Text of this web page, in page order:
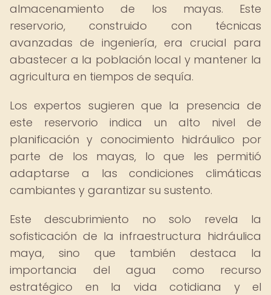
almacenamiento de los mayas. Este
reservorio, construido con técnicas
avanzadas de ingeniería, era crucial para
abastecer a la población local y mantener la
agricultura en tiempos de sequía.
Los expertos sugieren que la presencia de
este reservorio indica un alto nivel de
planificación y conocimiento hidráulico por
parte de los mayas, lo que les permitió
adaptarse a las condiciones climáticas
cambiantes y garantizar su sustento.
Este descubrimiento no solo revela la
sofisticación de la infraestructura hidráulica
maya, sino que también destaca la
importancia del agua como recurso
estratégico en la vida cotidiana y el